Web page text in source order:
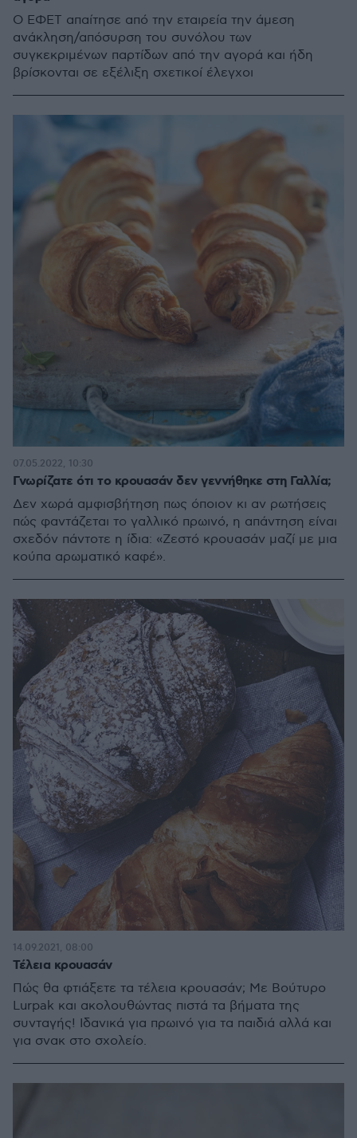
Ο ΕΦΕΤ απαίτησε από την εταιρεία την άμεση
ανάκληση/απόσυρση του συνόλου των
συγκεκριμένων παρτίδων από την αγορά και ήδη
βρίσκονται σε εξέλιξη σχετικοί έλεγχοι
Γνωρίζατε ότι το κρουασάν δεν γεννήθηκε στη Γαλλία;
Δεν χωρά αμφισβήτηση πως όποιον κι αν ρωτήσεις
πώς φαντάζεται το γαλλικό πρωινό, η απάντηση είναι
σχεδόν πάντοτε η ίδια: «Ζεστό κρουασάν μαζί με μια
κούπα αρωματικό καφέ».
07.05.2022, 10:30
Τέλεια κρουασάν
Πώς θα φτιάξετε τα τέλεια κρουασάν; Με Βούτυρο
Lurpak και ακολουθώντας πιστά τα βήματα της
συνταγής! Ιδανικά για πρωινό για τα παιδιά αλλά και
για σνακ στο σχολείο.
14.09.2021, 08:00